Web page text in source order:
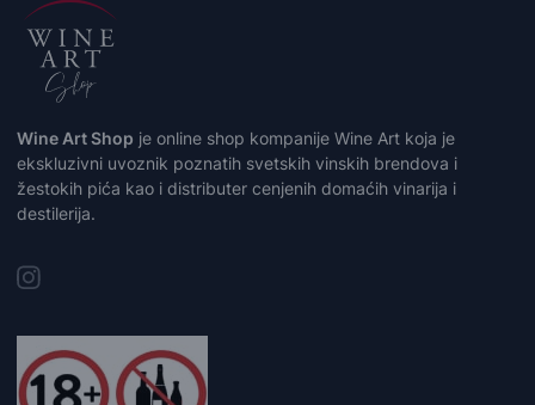
Wine Art Shop je online shop kompanije Wine Art koja je
ekskluzivni uvoznik poznatih svetskih vinskih brendova i
žestokih pića kao i distributer cenjenih domaćih vinarija i
destilerija.